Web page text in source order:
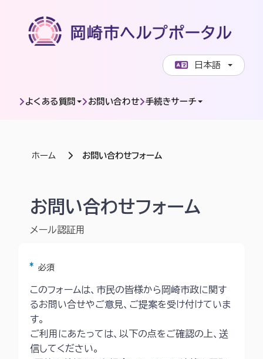
日本語
よくある質問 お問い合わせ 手続きサーチ
ホーム お問い合わせフォーム
岡崎市ヘルプポータル | お問い合わせフォーム
お問い合わせフォーム
メール認証用
アスタリスク
必須
このフォームは、市民の皆様から岡崎市政に関す
るお問い合せやご意見、ご提案を受け付けていま
す。
ご利用にあたっては、以下の点をご確認の上、送
信してください。